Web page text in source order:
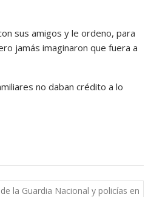
sus amigos y le ordeno, para
jamás imaginaron que fuera a
no daban crédito a lo
la Guardia Nacional y policías en